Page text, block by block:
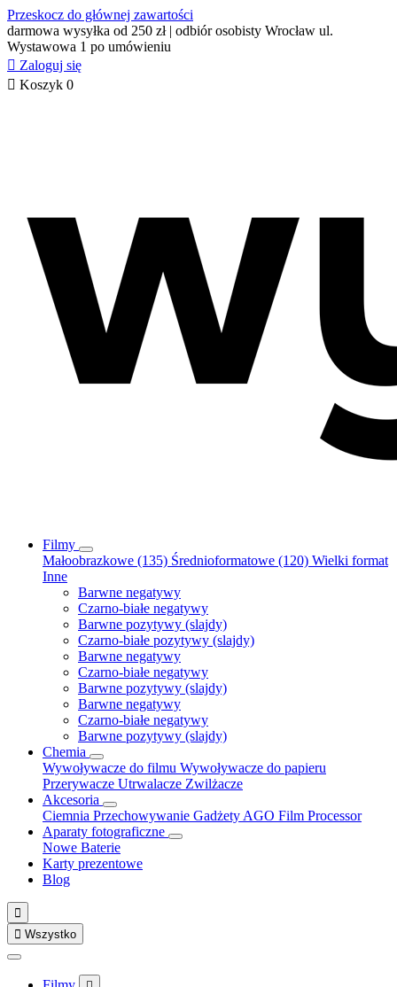
Przeskocz do głównej zawartości
darmowa wysyłka od 250 zł | odbiór osobisty Wrocław ul.
Wystawowa 1 po umówieniu
 Zaloguj się
 Koszyk 0
Filmy
Małoobrazkowe (135) Średnioformatowe (120) Wielki format
Inne
Barwne negatywy
Czarno-białe negatywy
Barwne pozytywy (slajdy)
Czarno-białe pozytywy (slajdy)
Barwne negatywy
Czarno-białe negatywy
Barwne pozytywy (slajdy)
Barwne negatywy
Czarno-białe negatywy
Barwne pozytywy (slajdy)
Chemia
Wywoływacze do filmu Wywoływacze do papieru
Przerywacze Utrwalacze Zwilżacze
Akcesoria
Ciemnia Przechowywanie Gadżety AGO Film Processor
Aparaty fotograficzne
Nowe Baterie
Karty prezentowe
Blog

 Wszystko